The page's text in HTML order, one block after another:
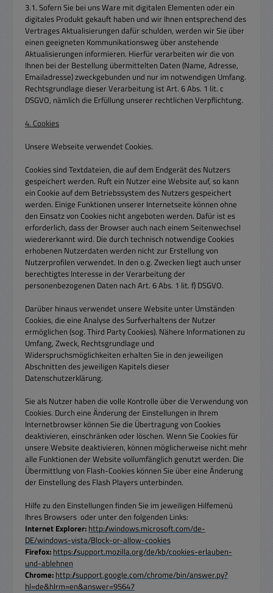
3.1. Sofern Sie bei uns Ware mit digitalen Elementen oder ein
digitales Produkt gekauft haben und wir Ihnen entsprechend des
Vertrages Aktualisierungen dafür schulden, werden wir Sie über
einen geeigneten Kommunikationsweg über anstehende
Aktualisierungen informieren. Hierfür verarbeiten wir die von
Ihnen bei der Bestellung übermittelten Daten (Name, Adresse,
Emailadresse) zweckgebunden und nur im notwendigen Umfang.
Rechtsgrundlage dieser Verarbeitung ist Art. 6 Abs. 1 lit. c
DSGVO, nämlich die Erfüllung unserer rechtlichen Verpflichtung.
4. Cookies
Unsere Webseite verwendet Cookies.
Cookies sind Textdateien, die auf dem Endgerät des Nutzers
gespeichert werden. Ruft ein Nutzer eine Website auf, so kann
ein Cookie auf dem Betriebssystem des Nutzers gespeichert
werden. Einige Funktionen unserer Internetseite können ohne
den Einsatz von Cookies nicht angeboten werden. Dafür ist es
erforderlich, dass der Browser auch nach einem Seitenwechsel
wiedererkannt wird. Die durch technisch notwendige Cookies
erhobenen Nutzerdaten werden nicht zur Erstellung von
Nutzerprofilen verwendet. In den o.g. Zwecken liegt auch unser
berechtigtes Interesse in der Verarbeitung der
personenbezogenen Daten nach Art. 6 Abs. 1 lit. f) DSGVO.
Darüber hinaus verwendet unsere Website unter Umständen
Cookies, die eine Analyse des Surfverhaltens der Nutzer
ermöglichen (sog. Third Party Cookies). Nähere Informationen zu
Umfang, Zweck, Rechtsgrundlage und
Widerspruchsmöglichkeiten erhalten Sie in den jeweiligen
Abschnitten des jeweiligen Kapitels dieser
Datenschutzerklärung.
Sie als Nutzer haben die volle Kontrolle über die Verwendung von
Cookies. Durch eine Änderung der Einstellungen in Ihrem
Internetbrowser können Sie die Übertragung von Cookies
deaktivieren, einschränken oder löschen. Wenn Sie Cookies für
unsere Website deaktivieren, können möglicherweise nicht mehr
alle Funktionen der Website vollumfänglich genutzt werden. Die
Übermittlung von Flash-Cookies können Sie über eine Änderung
der Einstellung des Flash Players unterbinden.
Hilfe zu den Einstellungen finden Sie im jeweiligen Hilfemenü
Ihres Browsers oder unter den folgenden Links:
Internet Explorer: http://windows.microsoft.com/de-
DE/windows-vista/Block-or-allow-cookies
Firefox: https://support.mozilla.org/de/kb/cookies-erlauben-
und-ablehnen
Chrome: http://support.google.com/chrome/bin/answer.py?
hl=de&hlrm=en&answer=95647